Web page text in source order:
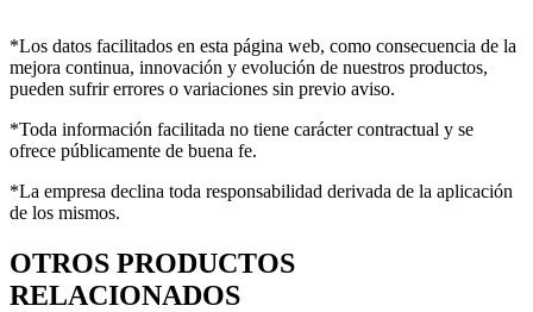
*Los datos facilitados en esta página web, como consecuencia de la
mejora continua, innovación y evolución de nuestros productos,
pueden sufrir errores o variaciones sin previo aviso.
*Toda información facilitada no tiene carácter contractual y se
ofrece públicamente de buena fe.
*La empresa declina toda responsabilidad derivada de la aplicación
de los mismos.
OTROS PRODUCTOS
RELACIONADOS